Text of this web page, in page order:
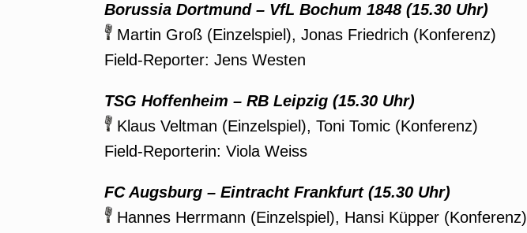
Borussia Dortmund – VfL Bochum 1848 (15.30 Uhr)
Martin Groß (Einzelspiel), Jonas Friedrich (Konferenz)
Field-Reporter: Jens Westen
TSG Hoffenheim – RB Leipzig (15.30 Uhr)
Klaus Veltman (Einzelspiel), Toni Tomic (Konferenz)
Field-Reporterin: Viola Weiss
FC Augsburg – Eintracht Frankfurt (15.30 Uhr)
Hannes Herrmann (Einzelspiel), Hansi Küpper (Konferenz)